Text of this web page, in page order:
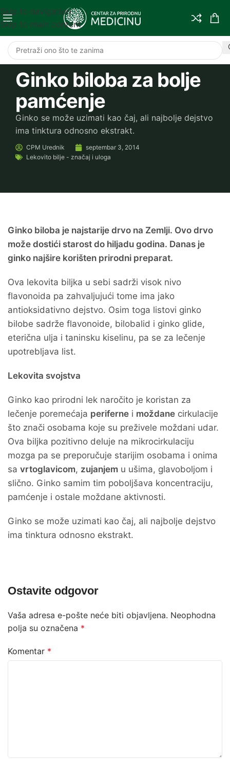
Skip to navigation
Skip to main content
Ginko biloba za bolje
pamćenje
Ginko se može uzimati kao čaj, ali najbolje dejstvo
ima tinktura odnosno ekstrakt.
CPM Urednik
septembar 3, 2014
Lekovito bilje - značaj i uloga
Ginko biloba je najstarije drvo na Zemlji. Ovo drvo
može dostići starost do hiljadu godina. Danas je
ginko najšire korišten prirodni preparat.
Ova lekovita biljka u sebi sadrži visok nivo
flavonoida pa zahvaljujući tome ima jako
antioksidativno dejstvo. Osim toga listovi ginko
bilobe sadrže flavonoide, bilobalid i ginko glide,
eterična ulja i taninsku kiselinu, pa se za lečenje
upotrebljava list.
Lekovita svojstva
Ginko kao prirodni lek naročito je koristan za
lečenje poremećaja periferne i moždane cirkulacije
što znači osobama koje su preživele moždani udar.
Ova biljka pozitivno deluje na mikrocirkulaciju
mozga pa se preporučuje starijim osobama i onima
sa vrtoglavicom, zujanjem u ušima, glavoboljom i
slično. Ginko samim tim poboljšava koncentraciju,
pamćenje i ostale moždane aktivnosti.
Ginko se može uzimati kao čaj, ali najbolje dejstvo
ima tinktura odnosno ekstrakt.
Ostavite odgovor
Vaša adresa e-pošte neće biti objavljena. Neophodna
polja su označena *
Komentar *